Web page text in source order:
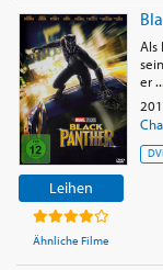
Leihen
Ähnliche Filme
Als
er ...